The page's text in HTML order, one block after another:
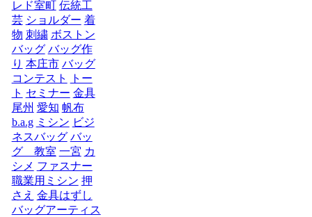
レド室町 伝統工
芸 ショルダー 着
物 刺繍 ボストン
バッグ バッグ作
り 本庄市 バッグ
コンテスト
トー
ト セミナー 金具
尾州 愛知 帆布
b.a.g ミシン ビジ
ネスバッグ バッ
グ 教室 一宮 カ
シメ ファスナー
職業用ミシン 押
さえ 金具はずし
バッグアーティス